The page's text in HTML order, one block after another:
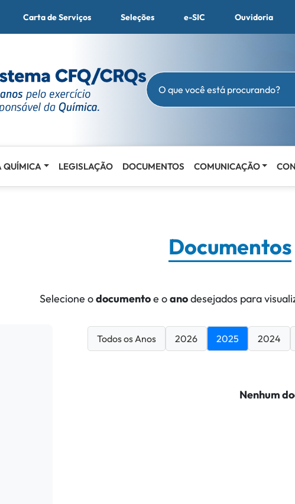
Carta de Serviços Seleções e-SIC Ouvidoria
O que você está procurando?
QUÍMICA LEGISLAÇÃO DOCUMENTOS COMUNICAÇÃO
Documentos
Selecione odocumentoe oanodesejados para
Todos os Anos 2026 2025 2024
Nenhum